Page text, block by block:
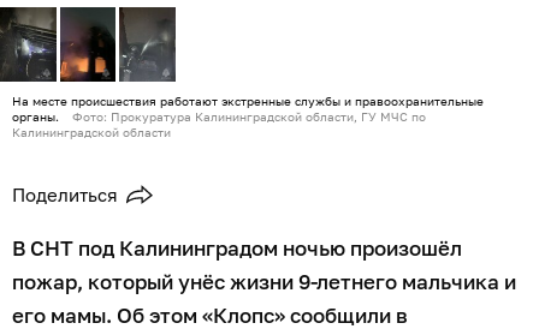
На месте происшествия работают экстренные службы и правоохранительные
органы.
Фото: Прокуратура Калининградской области, ГУ МЧС по
Калининградской области
Поделиться
В СНТ под Калининградом ночью произошёл
пожар, который унёс жизни 9-летнего мальчика и
его мамы. Об этом «Клопс» сообщили в